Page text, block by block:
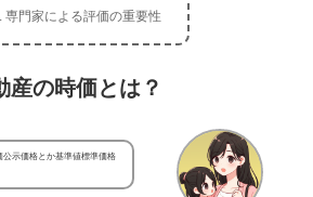
専門家による評価の重要性
産の時価とは？
示価格とか基準値標準価格